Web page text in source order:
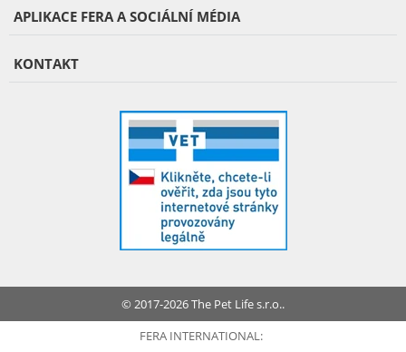
APLIKACE FERA A SOCIÁLNÍ MÉDIA
KONTAKT
© 2017-2026 The Pet Life s.r.o..
FERA INTERNATIONAL: